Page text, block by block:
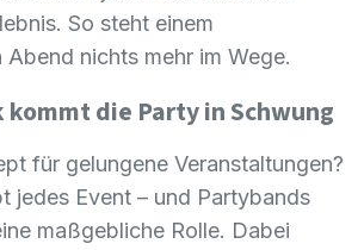
So steht einem
Abend nichts mehr im Wege.
die Party in Schwung
für gelungene Veranstaltungen?
jedes Event – und Partybands
maßgebliche Rolle. Dabei